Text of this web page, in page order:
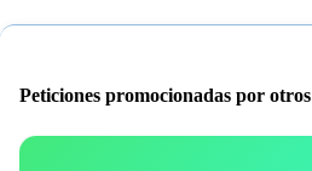
Peticiones promocionadas por